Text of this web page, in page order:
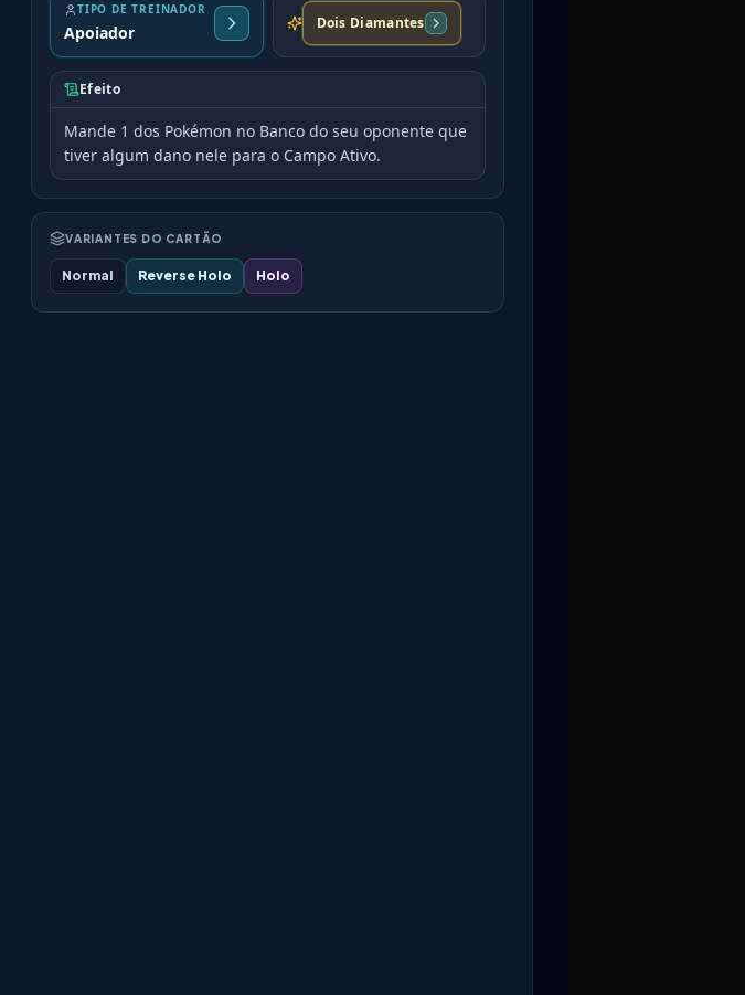
TIPO DE TREINADOR
Apoiador Dois Diamantes
Efeito
Mande 1 dos Pokémon no Banco do seu oponente que
tiver algum dano nele para o Campo Ativo.
VARIANTES DO CARTÃO
Normal Reverse Holo Holo